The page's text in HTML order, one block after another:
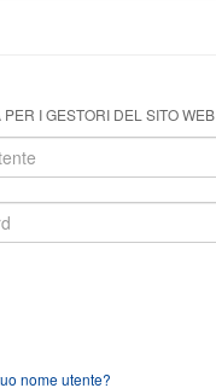
I GESTORI DEL SITO WEB
nome utente?